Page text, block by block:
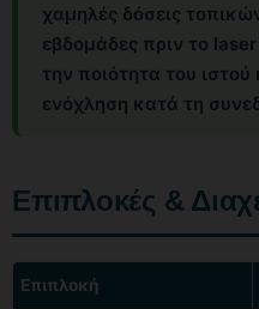
χαμηλές δόσεις
εβδομάδες πριν το
την ποιότητα του
ενόχληση κατά τη
Επιπλοκές &
Επιπλοκή